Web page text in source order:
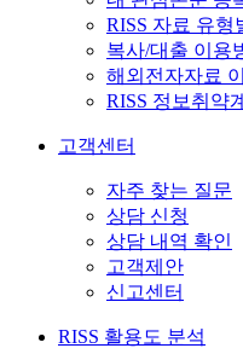
RISS 자료 유형
복사/대출 이용
해외전자자료
RISS 정보취약
고객센터
자주 찾는 질문
상담 신청
상담 내역 확인
고객제안
신고센터
RISS 활용도 분석